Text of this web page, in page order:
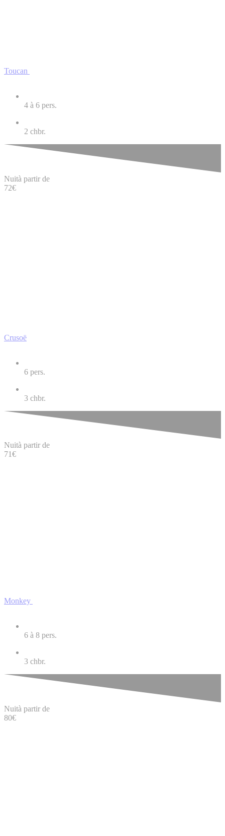
Toucan
4 à 6 pers.
2 chbr.
Nuità partir de
72€
Crusoë
6 pers.
3 chbr.
Nuità partir de
71€
Monkey
6 à 8 pers.
3 chbr.
Nuità partir de
80€